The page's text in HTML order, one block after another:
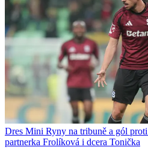
Dres Mini Ryny na tribuně a gól
partnerka Frolíková i dcera Tonička